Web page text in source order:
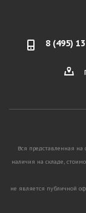
8 (495)
Вся представленная на
наличия на складе,
не является публичной